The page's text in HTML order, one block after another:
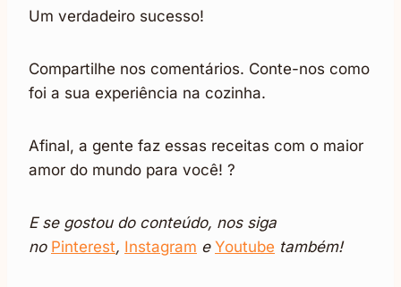
Um verdadeiro sucesso!
Compartilhe nos comentários. Conte-nos como
foi a sua experiência na cozinha.
Afinal, a gente faz essas receitas com o maior
amor do mundo para você! ?
E se gostou do conteúdo, nos siga
no Pinterest, Instagram e Youtube também!